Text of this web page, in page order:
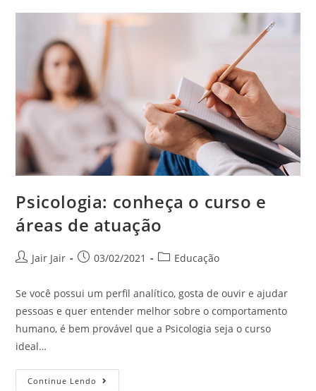
Psicologia: conheça o curso e
áreas de atuação
Jair Jair 03/02/2021 Educação
Se você possui um perfil analítico, gosta de ouvir e ajudar
pessoas e quer entender melhor sobre o comportamento
humano, é bem provável que a Psicologia seja o curso
ideal…
Continue Lendo